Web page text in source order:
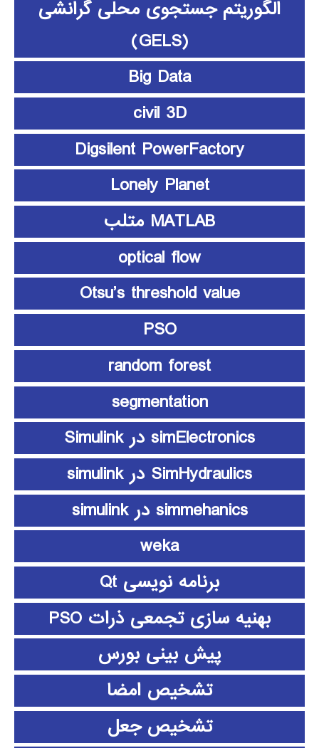
الگوریتم جستجوی محلی گرانشی
(GELS)
Big Data
civil 3D
Digsilent PowerFactory
Lonely Planet
MATLAB متلب
optical flow
Otsu’s threshold value
PSO
random forest
segmentation
simElectronics در Simulink
SimHydraulics در simulink
simmehanics در simulink
weka
برنامه نویسی Qt
بهنیه سازی تجمعی ذرات PSO
پیش بینی بورس
تشخیص امضا
تشخیص جعل